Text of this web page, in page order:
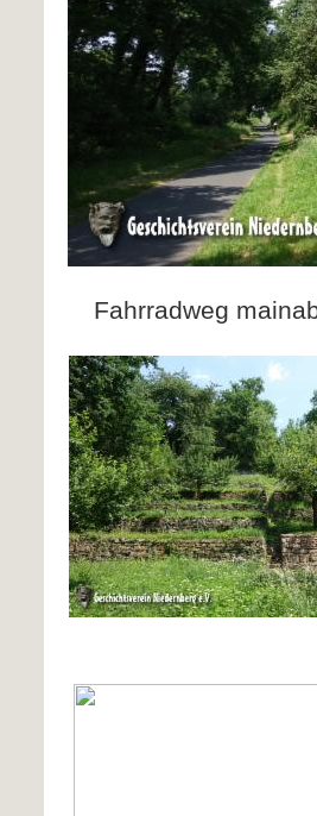
Fahrradweg